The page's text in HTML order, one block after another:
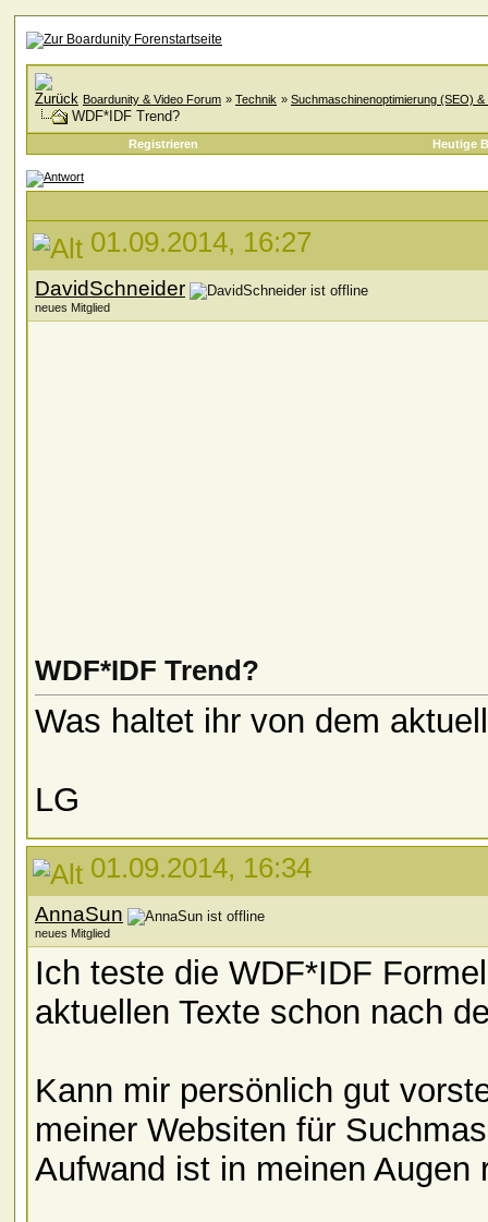
Boardunity & Video Forum » Technik » Suchmaschinenoptimierung (SEO)
WDF*IDF Trend?
Registrieren Heutige
01.09.2014, 16:27
DavidSchneider
neues Mitglied
WDF*IDF Trend?
Was haltet ihr von dem
LG
01.09.2014, 16:34
AnnaSun
neues Mitglied
Ich teste die WDF*IDF
aktuellen Texte schon nach
Kann mir persönlich gut
meiner Websiten für
Aufwand ist in meinen Augen